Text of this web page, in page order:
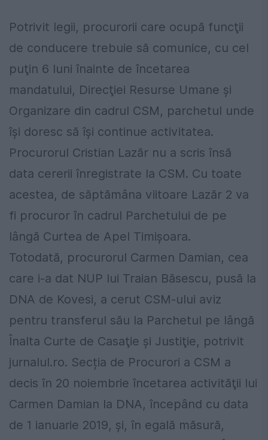
Potrivit legii, procurorii care ocupă funcţii
de conducere trebuie să comunice, cu cel
puţin 6 luni înainte de încetarea
mandatului, Direcţiei Resurse Umane şi
Organizare din cadrul CSM, parchetul unde
îşi doresc să îşi continue activitatea.
Procurorul Cristian Lazăr nu a scris însă
data cererii înregistrate la CSM. Cu toate
acestea, de săptămâna viitoare Lazăr 2 va
fi procuror în cadrul Parchetului de pe
lângă Curtea de Apel Timișoara.
Totodată, procurorul Carmen Damian, cea
care i-a dat NUP lui Traian Băsescu, pusă la
DNA de Kovesi, a cerut CSM-ului aviz
pentru transferul său la Parchetul pe lângă
Înalta Curte de Casaţie şi Justiţie, potrivit
jurnalul.ro. Secția de Procurori a CSM a
decis în 20 noiembrie încetarea activităţii lui
Carmen Damian la DNA, începând cu data
de 1 ianuarie 2019, şi, în egală măsură,